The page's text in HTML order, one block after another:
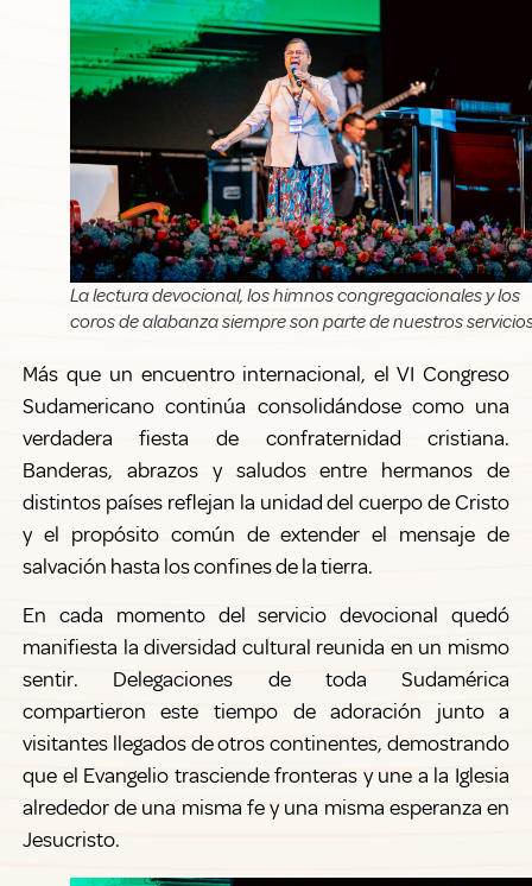
La lectura devocional, los himnos congregacionales y los
coros de alabanza siempre son parte de nuestros
Más que un encuentro internacional, el VI Congreso
Sudamericano continúa consolidándose como una
verdadera fiesta de confraternidad cristiana.
Banderas, abrazos y saludos entre hermanos de
distintos países reflejan la unidad del cuerpo de Cristo
y el propósito común de extender el mensaje de
salvación hasta los confines de la tierra.
En cada momento del servicio devocional quedó
manifiesta la diversidad cultural reunida en un mismo
sentir. Delegaciones de toda Sudamérica
compartieron este tiempo de adoración junto a
visitantes llegados de otros continentes, demostrando
que el Evangelio trasciende fronteras y une a la Iglesia
alrededor de una misma fe y una misma esperanza en
Jesucristo.